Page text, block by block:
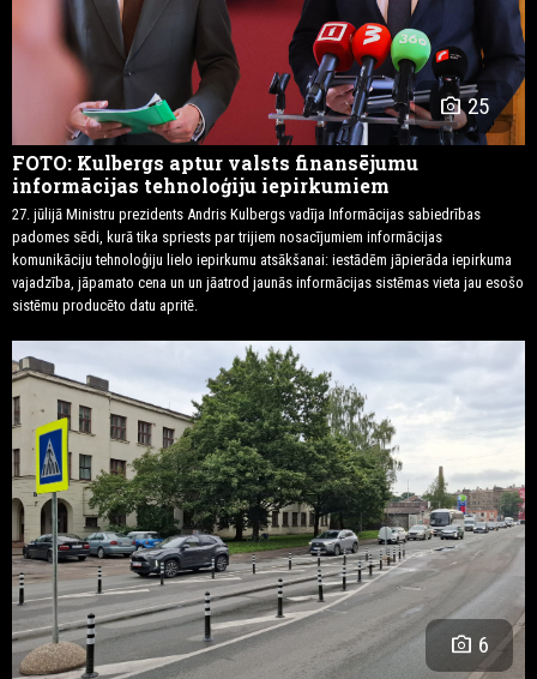
photo_camera 25
FOTO: Kulbergs aptur valsts finansējumu
informācijas tehnoloģiju iepirkumiem
27. jūlijā Ministru prezidents Andris Kulbergs vadīja Informācijas sabiedrības
padomes sēdi, kurā tika spriests par trijiem nosacījumiem informācijas
komunikāciju tehnoloģiju lielo iepirkumu atsākšanai: iestādēm jāpierāda iepirkuma
vajadzība, jāpamato cena un un jāatrod jaunās informācijas sistēmas vieta jau esošo
sistēmu producēto datu apritē.
photo_camera 6